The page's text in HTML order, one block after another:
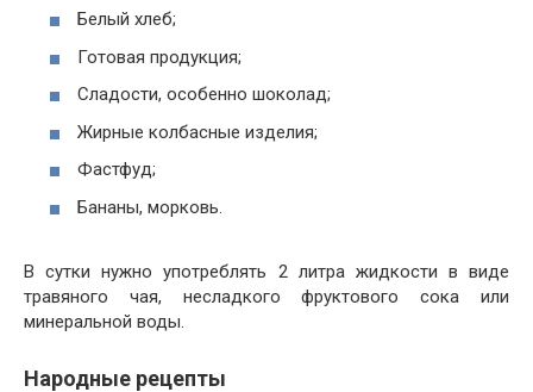
Белый хлеб;
Готовая продукция;
Сладости, особенно шоколад;
Жирные колбасные изделия;
Фастфуд;
Бананы, морковь.
В сутки нужно употреблять 2 литра жидкости в виде
травяного чая, несладкого фруктового сока или
минеральной воды.
Народные рецепты